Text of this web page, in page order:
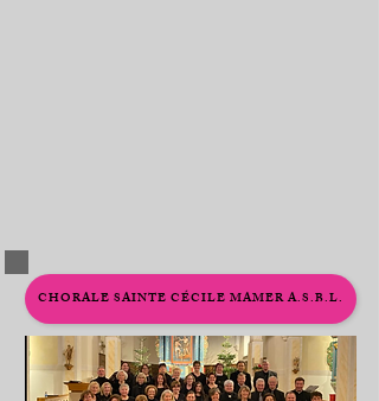
CHORALE SAINTE CÉCILE MAMER A.S.B.L.